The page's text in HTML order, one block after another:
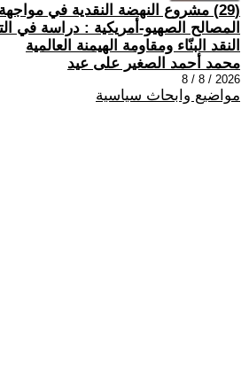
(29) مشروع النهضة النقدية في
المصالح الصهيو-أمريكية : دراسة في
النقد البنّاء ومقاومة الهيمنة العالمية
محمد أحمد الصغير على عيد
2026 / 8 / 8
مواضيع وابحاث سياسية